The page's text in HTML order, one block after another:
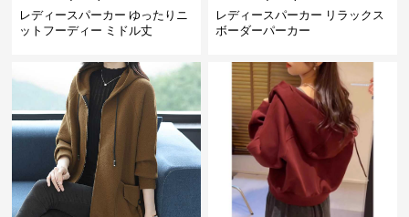
レディースパーカー ゆったりニ
ットフーディー ミドル丈
レディースパーカー リラックス
ボーダーパーカー